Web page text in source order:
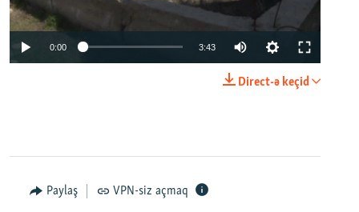
0:00 3:43
Direct-ə keçid
Paylaş VPN-siz açmaq